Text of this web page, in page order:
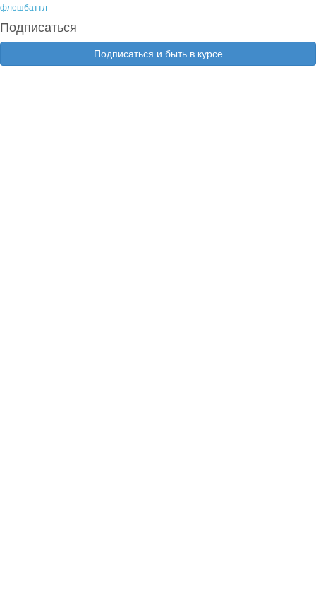
флешбаттл
Подписаться
Подписаться и быть в курсе